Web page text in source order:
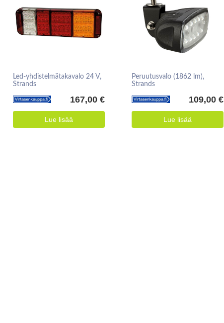
Led-yhdistelmätakavalo 24 V,
Strands
167,00 €
Lue lisää
Peruutusvalo (1862 lm),
Strands
109,00 €
Lue lisää